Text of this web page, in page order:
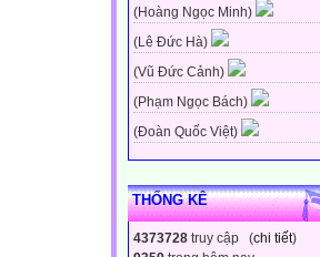
(Hoàng Ngọc Minh)
(Lê Đức Hà)
(Vũ Đức Cảnh)
(Phạm Ngọc Bách)
(Đoàn Quốc Việt)
THỐNG KÊ
4373728 truy cập (chi tiết)